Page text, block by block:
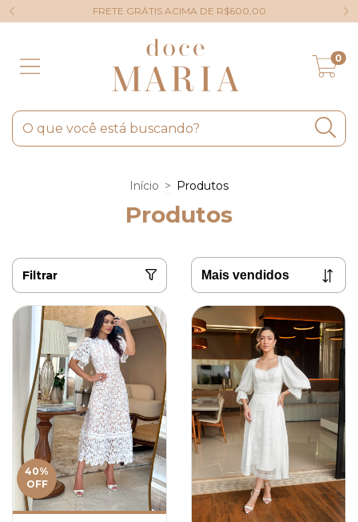
FRETE GRÁTIS ACIMA DE R$600,00
0
Início > Produtos
Produtos
Filtrar
40%
OFF